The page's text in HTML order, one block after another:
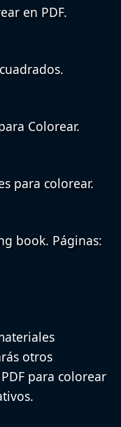
en PDF.
Colorear.
para colorear.
book. Páginas:
otros
para colorear